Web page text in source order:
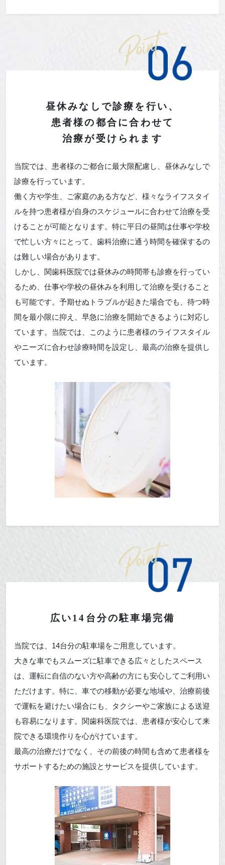
昼休みなしで診療を行い、
患者様の都合に合わせて
治療が受けられます
当院では、患者様のご都合に最大限配慮し、昼休みなしで
診療を行っています。
働く方や学生、ご家庭のある方など、様々なライフスタイ
ルを持つ患者様が自身のスケジュールに合わせて治療を受
けることが可能となります。特に平日の昼間は仕事や学校
で忙しい方々にとって、歯科治療に通う時間を確保するの
は難しい場合があります。
しかし、関歯科医院では昼休みの時間帯も診療を行ってい
るため、仕事や学校の昼休みを利用して治療を受けること
も可能です。予期せぬトラブルが起きた場合でも、待つ時
間を最小限に抑え、早急に治療を開始できるように対応し
ています。当院では、このように患者様のライフスタイル
やニーズに合わせ診療時間を設定し、最高の治療を提供し
ています。
広い14台分の駐車場完備
当院では、14台分の駐車場をご用意しています。
大きな車でもスムーズに駐車できる広々としたスペース
は、運転に自信のない方や高齢の方にも安心してご利用い
ただけます。特に、車での移動が必要な地域や、治療前後
で運転を避けたい場合にも、タクシーやご家族による送迎
も容易になります。関歯科医院では、患者様が安心して来
院できる環境作りを心がけています。
最高の治療だけでなく、その前後の時間も含めて患者様を
サポートするための施設とサービスを提供しています。